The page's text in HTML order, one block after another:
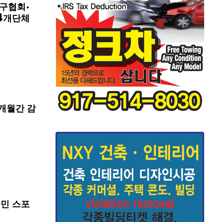
협회·
단체
월간 감
스포